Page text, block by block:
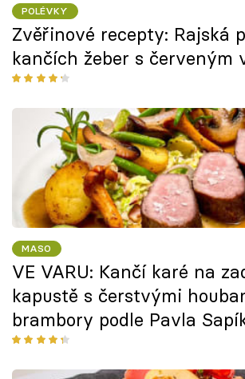
POLÉVKY
Zvěřinové recepty: Rajská
kančích žeber s červeným
MASO
VE VARU: Kančí karé na
kapustě s čerstvými
brambory podle Pavla